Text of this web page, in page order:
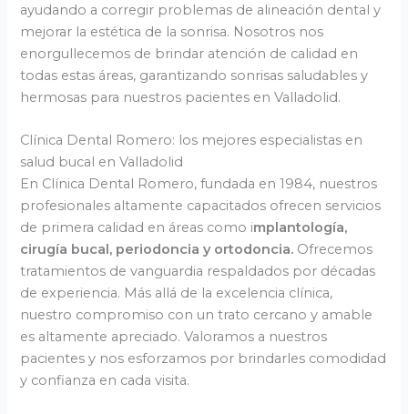
ayudando a corregir problemas de alineación dental y
mejorar la estética de la sonrisa. Nosotros nos
enorgullecemos de brindar atención de calidad en
todas estas áreas, garantizando sonrisas saludables y
hermosas para nuestros pacientes en Valladolid.
Clínica Dental Romero: los mejores especialistas en
salud bucal en Valladolid
En Clínica Dental Romero, fundada en 1984, nuestros
profesionales altamente capacitados ofrecen servicios
de primera calidad en áreas como implantología,
cirugía bucal, periodoncia y ortodoncia. Ofrecemos
tratamientos de vanguardia respaldados por décadas
de experiencia. Más allá de la excelencia clínica,
nuestro compromiso con un trato cercano y amable
es altamente apreciado. Valoramos a nuestros
pacientes y nos esforzamos por brindarles comodidad
y confianza en cada visita.